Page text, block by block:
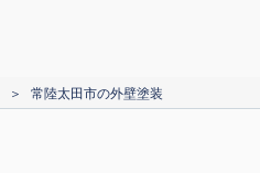
＞ 常陸太田市の外壁塗装